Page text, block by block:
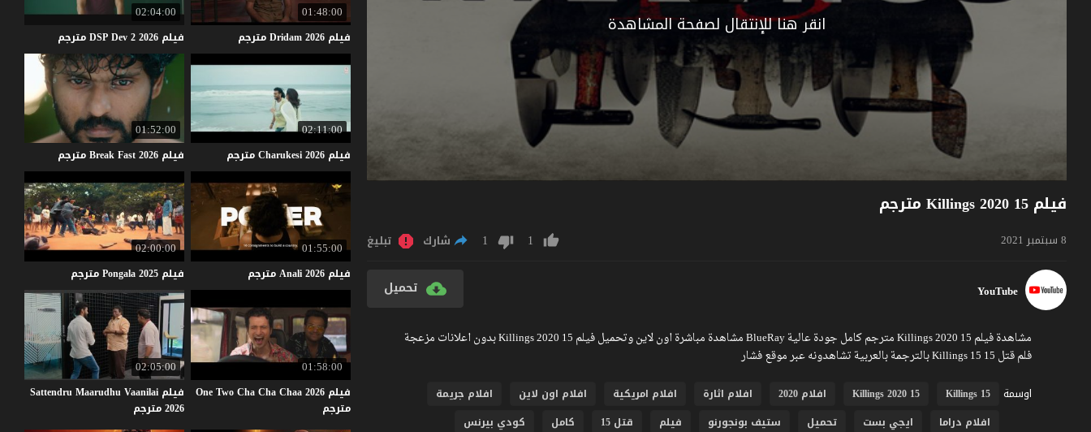
انقر هنا للإنتقال لصفحة المشاهدة
فيلم 15 Killings 2020 مترجم
8 سبتمبر 2021 1
1 شارك تبليغ
YouTube تحميل
مشاهدة فيلم 15 Killings 2020 مترجم كامل جودة عالية BlueRay مشاهدة مباشرة اون لاين وتحميل فيلم 15 Killings 2020 بدون اعلانات مزعجة
فلم قتل 15 15 Killings بالترجمة بالعربية تشاهدونه عبر موقع فشار
اوسمة
15 Killings
15 Killings 2020 افلام 2020 افلام اثارة افلام امريكية افلام اون لاين
افلام جريمة
افلام دراما
ايجي بست تحميل ستيف بونجورنو فيلم قتل 15 كامل
كودي بيرنس
01:48:00
فيلم Dridam2026 مترجم
02:04:00
فيلم DSPDev22026 مترجم
02:11:00
فيلم Charukesi2026 مترجم
01:52:00
فيلم BreakFast2026 مترجم
01:55:00
فيلم Anali2026 مترجم
02:00:00
فيلم Pongala2025 مترجم
01:58:00
فيلم One Two Cha Cha Chaa 2026
مترجم
02:05:00
فيلم Sattendru Maarudhu Vaanilai
2026 مترجم